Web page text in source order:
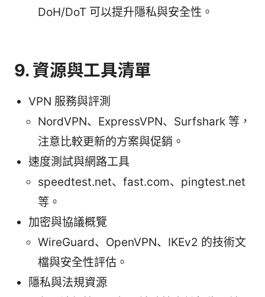
DoH/DoT 可以提升隱私與安全性。
9. 資源與工具清單
VPN 服務與評測
NordVPN、ExpressVPN、Surfshark 等，
注意比較更新的方案與促銷。
速度測試與網路工具
speedtest.net、fast.com、pingtest.net
等。
加密與協議概覽
WireGuard、OpenVPN、IKEv2 的技術文
檔與安全性評估。
隱私與法規資源